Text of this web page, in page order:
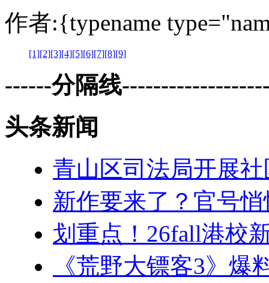
作者:{typename
[1][2][3][4][5][6][7][8][9]
------分隔线
头条新闻
青山区司法局开展
新作要来了？官号
划重点！26fall港校
《荒野大镖客3》